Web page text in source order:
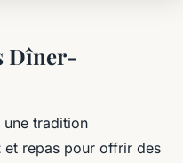
Dîner-
une tradition
et repas pour offrir des